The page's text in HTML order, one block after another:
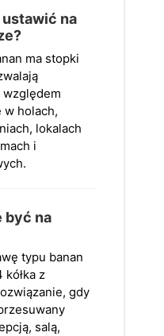
na
ma stopki
w holach,
lokalach
i
być na
typu banan
z
gdy
salą,